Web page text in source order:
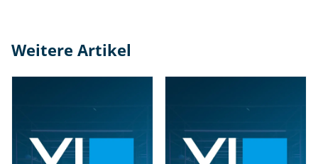
Weitere Artikel